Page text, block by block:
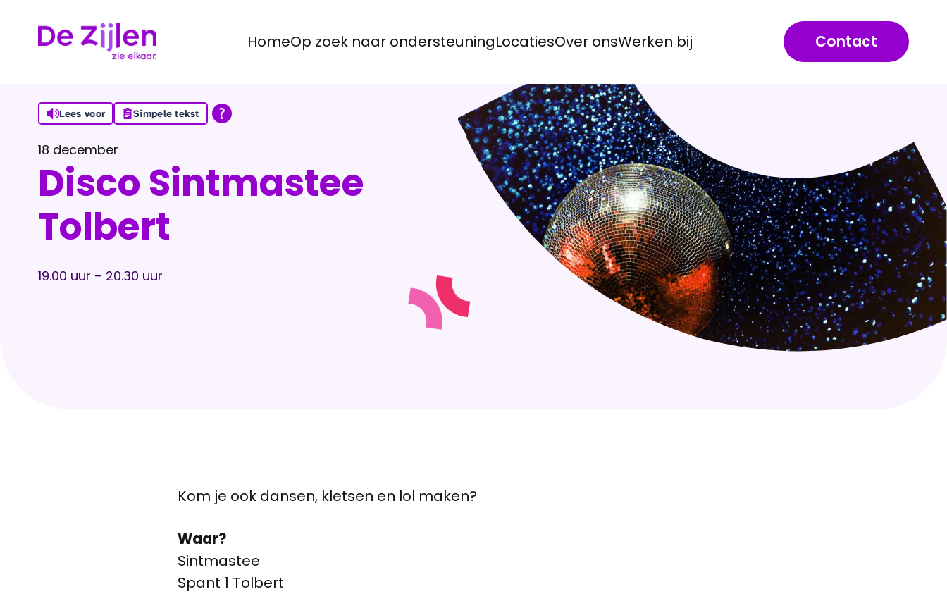
Lees voor Simpele tekst
18 december
Disco Sintmastee
Tolbert
19.00 uur – 20.30 uur
HomeOp zoek naar ondersteuningLocatiesOver onsWerken bij Contact
Kom je ook dansen, kletsen en lol maken?
Waar?
Sintmastee
Spant 1 Tolbert